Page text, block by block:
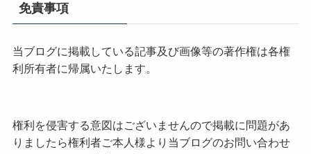
免責事項
当ブログに掲載している記事及び画像等の著作権は各権
利所有者に帰属いたします。
権利を侵害する意図はございませんので掲載に問題があ
りましたら権利者ご本人様より当ブログのお問い合わせ